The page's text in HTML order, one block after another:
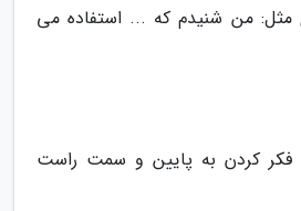
مثل: من شنیدم که ... استفاده می
فکر کردن به پایین و سمت راست